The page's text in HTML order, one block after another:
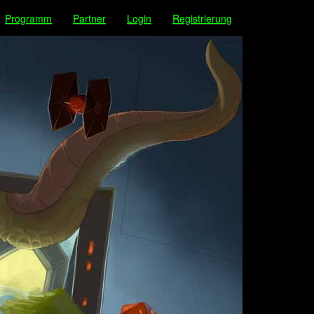
Programm Partner Login Registrierung